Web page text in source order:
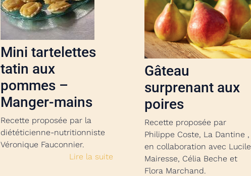
Mini tartelettes
tatin aux
pommes –
Manger-mains
Recette proposée par la
diététicienne-nutritionniste
Véronique Fauconnier.
Lire la suite
Gâteau
surprenant aux
poires
Recette proposée par
Philippe Coste, La Dantine ,
en collaboration avec Lucile
Mairesse, Célia Beche et
Flora Marchand.